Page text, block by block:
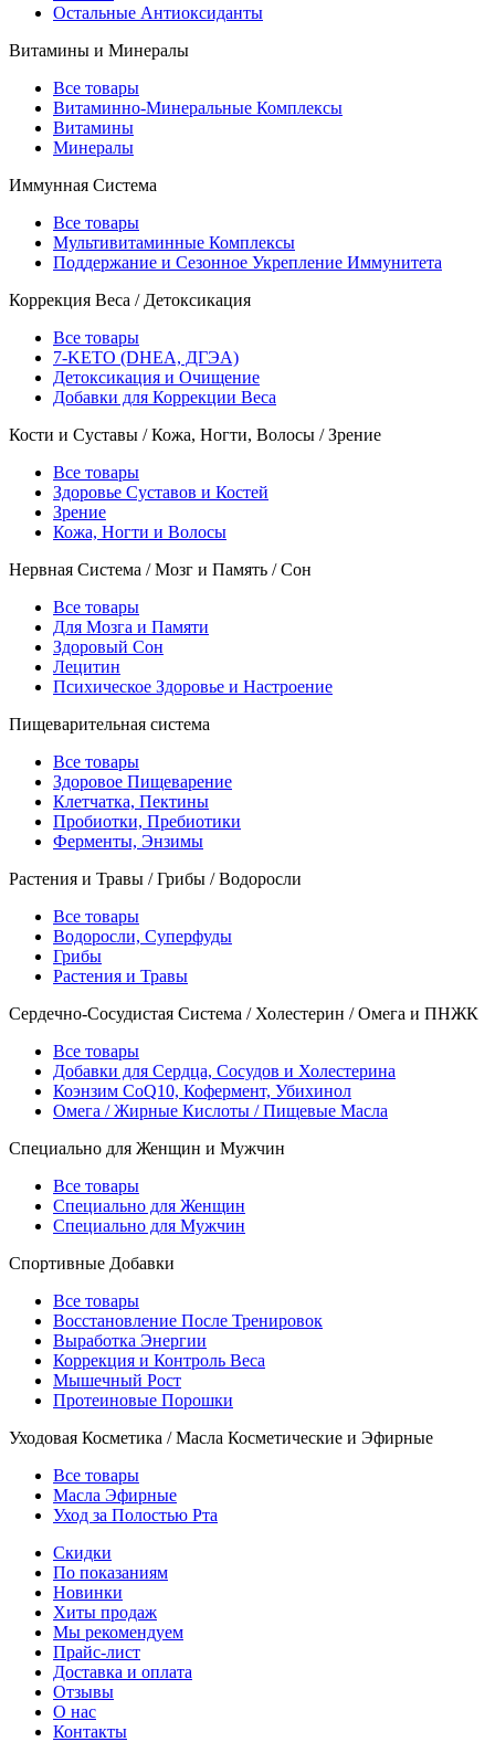
Остальные Антиоксиданты
Витамины и Минералы
Все товары
Витаминно-Минеральные Комплексы
Витамины
Минералы
Иммунная Система
Все товары
Мультивитаминные Комплексы
Поддержание и Сезонное Укрепление Иммунитета
Коррекция Веса / Детоксикация
Все товары
7-KETO (DHEA, ДГЭА)
Детоксикация и Очищение
Добавки для Коррекции Веса
Кости и Суставы / Кожа, Ногти, Волосы / Зрение
Все товары
Здоровье Суставов и Костей
Зрение
Кожа, Ногти и Волосы
Нервная Система / Мозг и Память / Сон
Все товары
Для Мозга и Памяти
Здоровый Сон
Лецитин
Психическое Здоровье и Настроение
Пищеварительная система
Все товары
Здоровое Пищеварение
Клетчатка, Пектины
Пробиотки, Пребиотики
Ферменты, Энзимы
Растения и Травы / Грибы / Водоросли
Все товары
Водоросли, Суперфуды
Грибы
Растения и Травы
Сердечно-Сосудистая Система / Холестерин / Омега и ПНЖК
Все товары
Добавки для Сердца, Сосудов и Холестерина
Коэнзим CoQ10, Кофермент, Убихинол
Омега / Жирные Кислоты / Пищевые Масла
Специально для Женщин и Мужчин
Все товары
Специально для Женщин
Специально для Мужчин
Спортивные Добавки
Все товары
Восстановление После Тренировок
Выработка Энергии
Коррекция и Контроль Веса
Мышечный Рост
Протеиновые Порошки
Уходовая Косметика / Масла Косметические и Эфирные
Все товары
Масла Эфирные
Уход за Полостью Рта
Скидки
По показаниям
Новинки
Хиты продаж
Мы рекомендуем
Прайс-лист
Доставка и оплата
Отзывы
О нас
Контакты